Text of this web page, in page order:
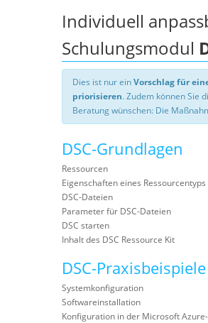
Individuell
Schulungsmodul
Dies ist nur einVorschlag für
priorisieren. Zudem können Sie
Beratung wünschen: Die
DSC-Grundlagen
Ressourcen
Eigenschaften eines Ressourcentyps
DSC-Dateien
Parameter für DSC-Dateien
DSC starten
Inhalt des DSC Ressource Kit
DSC-Praxisbeispiele
Systemkonfiguration
Softwareinstallation
Konfiguration in der Microsoft